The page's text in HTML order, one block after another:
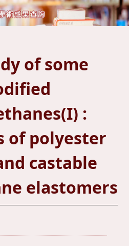
of some
:
of polyester
castable
elastomers